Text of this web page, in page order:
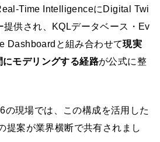
Time IntelligenceにDigital Twi
供され、KQLデータベース・Ev
Dashboardと組み合わせて現実
モデリングする経路が公式に整
の現場では、この構成を活用した
提案が業界横断で共有されまし